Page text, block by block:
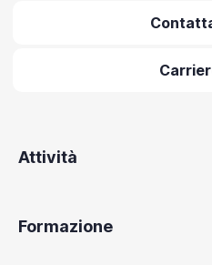
Attività
Formazione